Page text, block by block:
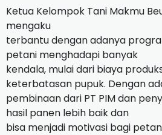
Ketua Kelompok Tani Makmu
mengaku
terbantu dengan adanya
petani menghadapi banyak
kendala, mulai dari biaya
keterbatasan pupuk. Dengan
pembinaan dari PT PIM dan
hasil panen lebih baik dan
bisa menjadi motivasi bagi